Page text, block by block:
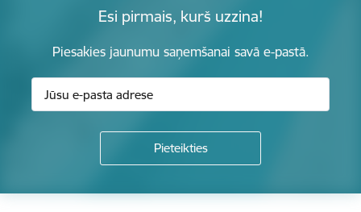
Esi pirmais, kurš uzzina!
Piesakies jaunumu saņemšanai savā e-pastā.